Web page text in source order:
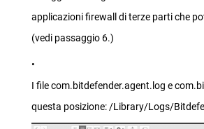
applicazioni firewall di terze parti che
(vedi passaggio 6.)
•
I file com.bitdefender.agent.log e
questa posizione: /Library/Logs/